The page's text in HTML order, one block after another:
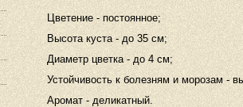
Цветение - постоянное;
Высота куста - до 35 см;
Диаметр цветка - до 4 см;
Устойчивость к болезням и морозам -
Аромат - деликатный.